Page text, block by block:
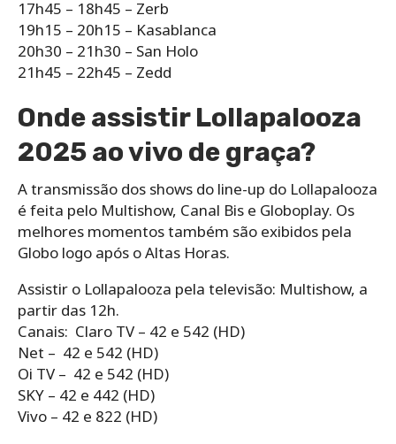
17h45 – 18h45 – Zerb
19h15 – 20h15 – Kasablanca
20h30 – 21h30 – San Holo
21h45 – 22h45 – Zedd
Onde assistir Lollapalooza
2025 ao vivo de graça?
A transmissão dos shows do line-up do Lollapalooza
é feita pelo Multishow, Canal Bis e Globoplay. Os
melhores momentos também são exibidos pela
Globo logo após o Altas Horas.
Assistir o Lollapalooza pela televisão: Multishow, a
partir das 12h.
Canais: Claro TV – 42 e 542 (HD)
Net – 42 e 542 (HD)
Oi TV – 42 e 542 (HD)
SKY – 42 e 442 (HD)
Vivo – 42 e 822 (HD)